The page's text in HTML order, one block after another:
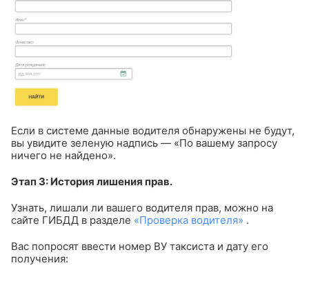
Если в системе данные водителя обнаружены не будут,
вы увидите зеленую надпись — «По вашему запросу
ничего не найдено».
Этап 3: История лишения прав.
Узнать, лишали ли вашего водителя прав, можно на
сайте ГИБДД в разделе «Проверка водителя» .
Вас попросят ввести номер ВУ таксиста и дату его
получения: